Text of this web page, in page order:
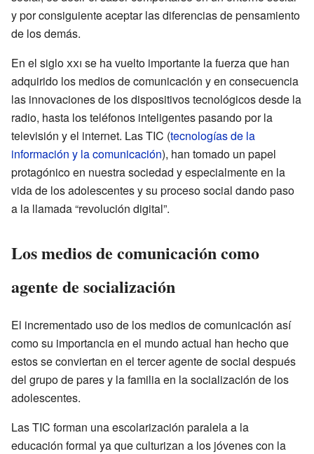
y por consiguiente aceptar las diferencias de pensamiento
de los demás.
En el sigloxxi se ha vuelto importante la fuerza que han
adquirido los medios de comunicación y en consecuencia
las innovaciones de los dispositivos tecnológicos desde la
radio, hasta los teléfonos inteligentes pasando por la
televisión y el internet. Las TIC (tecnologías de la
información y la comunicación), han tomado un papel
protagónico en nuestra sociedad y especialmente en la
vida de los adolescentes y su proceso social dando paso
a la llamada “revolución digital”.
Los medios de comunicación como
agente de socialización
El incrementado uso de los medios de comunicación así
como su importancia en el mundo actual han hecho que
estos se conviertan en el tercer agente de social después
del grupo de pares y la familia en la socialización de los
adolescentes.
Las TIC forman una escolarización paralela a la
educación formal ya que culturizan a los jóvenes con la